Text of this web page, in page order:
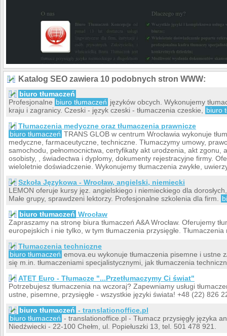
Katalog SEO zawiera 10 podobnych stron WWW:
biuro tłumaczeń
Profesjonalne biuro tłumaczeń języków obcych. Wykonujemy
kraju i zagranicy. Czeski - język czeski - tłumaczenia czeskie,
biuro
Tłumaczenia medyczne oraz tłumaczenia prawnicze
biuro tłumaczeń TRANS GLOB w centrum Wrocławia wykonuje
medyczne, farmaceutyczne, techniczne. Tłumaczymy umowy,
samochodu, pełnomocnictwa, certyfikaty akt urodzenia, akt zgonu,
osobisty, , świadectwa i dyplomy, dokumenty rejestracyjne firmy.
wieloletnie doświadczenie. Wykonujemy tłumaczenia zwykłe,
Szkoła Językowa - Wrocław, angielski, niemiecki
LEMON oferuje kursy jęz. angielskiego i niemieckiego dla
Małe grupy, sprawdzeni lektorzy. Profesjonalne szkolenia dla firm.
biuro tłumaczeń Wrocław
Zapraszamy na stronę biura tłumaczeń A&A Wrocław. Oferujemy
europejskich i nie tylko, w tym tłumaczenia przysięgłe.
Tłumaczenia techniczne
biuro tłumaczeń emova.eu wykonuje tłumaczenia pisemne i ustne
się m.in. tłumaczeniami specjalistycznymi, jak tłumaczenia
ATET Euro - Tłumacze "...Przetłumaczymy Ci świat"
Potrzebujesz tłumaczenia na wczoraj? Zapewniamy usługi
ustne, pisemne, przysięgłe - wszystkie języki świata! +48 (22) 826
biuro tłumaczeń - translationoffice.pl
biuro tłumaczeń - translationoffice.pl - Tłumacz przysięgły języka
Niedźwiecki - 22-100 Chełm, ul. Popiełuszki 13, tel. 501 478 921.